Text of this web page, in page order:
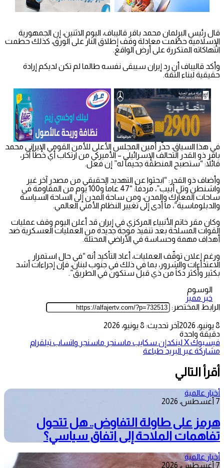
قال رئيس البرلمان محمد باقر قاليباف، اليوم الاثنين، إن الجمهورية
الإسلامية حطّمت معادلة وقف إطلاق النار على الورق، كذلك حطمت
انتهاكاته المتكررة على أرض الواقع.
وأكد قاليباف أن رد إيران سيبقى نفسه طالما لم تكن لديكم إرادة
حقيقية لبناء الثقة.
في هذا السياق، حذّر أمين المجلس الأعلى للأمن القومي الإيراني محمد
باقر ذو القدر التحالف الإسرائيلي – الأميركي من ارتكاب أي خطأ آخر،
قائلاً: “ستصبح المنطقة جحيماً له” إن فعل.
وأضاف ذو القدر: “ابحثوا عن التهديد الحقيقي من مصدر آخر غير
واشنطن وتل أبيب”، مردفاً: “47 عاماً و100 يوم من المقاومة في
ساحات المعارك والمدن، ومن ساحة المدن إلى الساحة السياسة
والدبلوماسية”، ما أدى إلى تغيير النظام الأمني العالمي.
وكان مقر خاتم الأنبياء المركزي في إيران قد أعلن اليوم وقف عمليات
القوات المسلحة بعد تنفيذ موجة جديدة من العمليات العسكرية ضد
أهداف مهمة وحساسة في الأراضي المحتلة.
ورغم إعلان توقّف العمليات، أعاد التأكيد أنه “في حال استمرار
الاعتداءات والشرور، بما في ذلك في جنوب لبنان، فإن إجراءات أشد
بكثير وأكثر دكاً من ذي قبل ستكون في الطريق”.
الوسوم
خبر مميز
الرابط المختصر:
8 يونيو، 2026
آخر تحديث: 8 يونيو، 2026
دقيقة واحدة
فيسبوك‫Xلينكدإن سكايب ماسنجر ماسنجر واتساب تيلقرام
مشاركة عبر البريد طباعة
أقرأ التالي
أخبار عالمية
7 أغسطس، 2026
هرمز على طاولة التفاوض.. هل تتحول
تفاهمات الملاحة إلى اتفاق سياسي؟
أخبار عالمية
7 أغسطس، 2026